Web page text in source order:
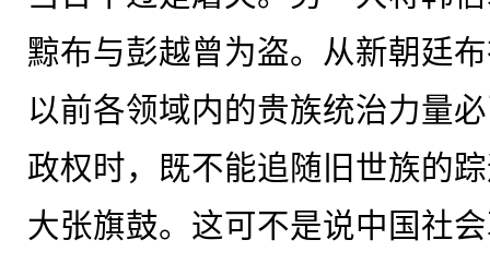
黥布与彭越曾为盗。从新朝廷
以前各领域内的贵族统治力量
政权时，既不能追随旧世族的
大张旗鼓。这可不是说中国社